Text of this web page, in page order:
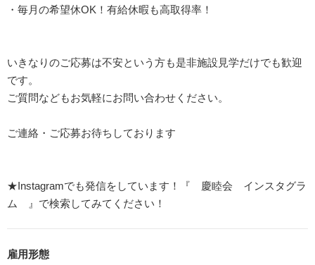
・毎月の希望休OK！有給休暇も高取得率！
いきなりのご応募は不安という方も是非施設見学だけでも歓迎
です。
ご質問などもお気軽にお問い合わせください。
ご連絡・ご応募お待ちしております
★Instagramでも発信をしています！『 慶睦会 インスタグラ
ム 』で検索してみてください！
雇用形態